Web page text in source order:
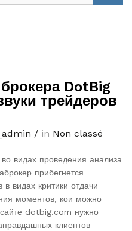
DotBig
трейдеров
/in Non classé
видах проведения анализа
прибегнется
в видах критики отдачи
моментов, кои можно
dotbig.com нужно
клиентов